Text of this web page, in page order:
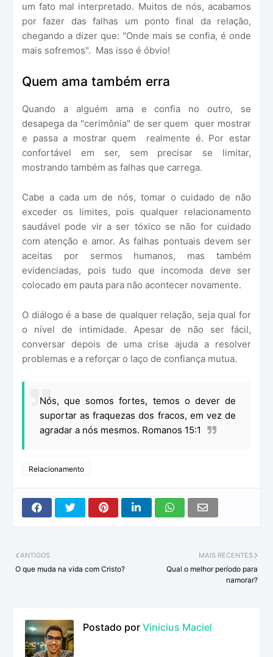
um fato mal interpretado. Muitos de nós, acabamos
por fazer das falhas um ponto final da relação,
chegando a dizer que: "Onde mais se confia, é onde
mais sofremos". Mas isso é óbvio!
Quem ama também erra
Quando a alguém ama e confia no outro, se
desapega da "cerimônia" de ser quem quer mostrar
e passa a mostrar quem realmente é. Por estar
confortável em ser, sem precisar se limitar,
mostrando também as falhas que carrega.
Cabe a cada um de nós, tomar o cuidado de não
exceder os limites, pois qualquer relacionamento
saudável pode vir a ser tóxico se não for cuidado
com atenção e amor. As falhas pontuais devem ser
aceitas por sermos humanos, mas também
evidenciadas, pois tudo que incomoda deve ser
colocado em pauta para não acontecer novamente.
O diálogo é a base de qualquer relação, seja qual for
o nível de intimidade. Apesar de não ser fácil,
conversar depois de uma crise ajuda a resolver
problemas e a reforçar o laço de confiança mutua.
Nós, que somos fortes, temos o dever de
suportar as fraquezas dos fracos, em vez de
agradar a nós mesmos. Romanos 15:1
Relacionamento
MAIS RECENTES
Qual o melhor período para
namorar?
ANTIGOS
O que muda na vida com Cristo?
Postado por Vinicius Maciel